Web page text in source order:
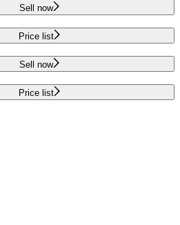
Sell now
Price list
Sell now
Price list